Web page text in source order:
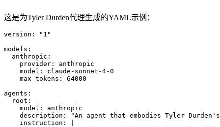
这是为Tyler Durden代理生成的YAML示例：
version :
"1"
models :
anthropic :
provider :
anthropic
model :
claude-sonnet-4-0
max_tokens :
64000
agents :
root :
model :
anthropic
description :
"An agent that embodies Tyler
instruction :